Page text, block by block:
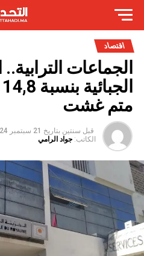
اقتصاد
الجماعات
متم غشت
قبل سنتين بتاريخ 21 سبتمبر 2024
الكاتب: جواد الرامي